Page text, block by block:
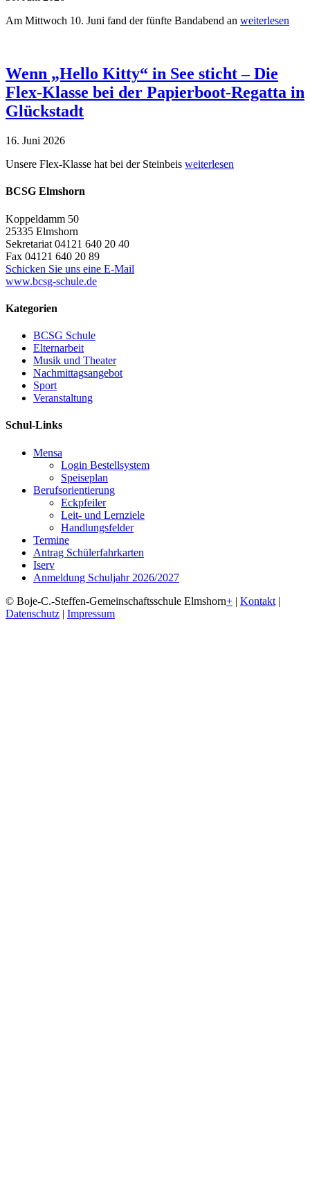
Am Mittwoch 10. Juni fand der fünfte Bandabend an weiterlesen
Wenn „Hello Kitty“ in See sticht – Die
Flex-Klasse bei der Papierboot-Regatta in
Glückstadt
16. Juni 2026
Unsere Flex-Klasse hat bei der Steinbeis weiterlesen
BCSG Elmshorn
Koppeldamm 50
25335 Elmshorn
Sekretariat 04121 640 20 40
Fax 04121 640 20 89
Schicken Sie uns eine E-Mail
www.bcsg-schule.de
Kategorien
BCSG Schule
Elternarbeit
Musik und Theater
Nachmittagsangebot
Sport
Veranstaltung
Schul-Links
Mensa
Login Bestellsystem
Speiseplan
Berufsorientierung
Eckpfeiler
Leit- und Lernziele
Handlungsfelder
Termine
Antrag Schülerfahrkarten
Iserv
Anmeldung Schuljahr 2026/2027
© Boje-C.-Steffen-Gemeinschaftsschule Elmshorn+ | Kontakt |
Datenschutz | Impressum